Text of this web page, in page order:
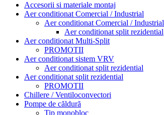
Accesorii si materiale montaj
Aer conditionat Comercial / Industrial
Aer conditionat Comercial / Industrial
Aer conditionat split rezidential
Aer conditionat Multi-Split
PROMOTII
Aer conditionat sistem VRV
Aer conditionat split rezidential
Aer conditionat split rezidential
PROMOTII
Chillere / Ventiloconvectori
Pompe de căldură
Tip monobloc